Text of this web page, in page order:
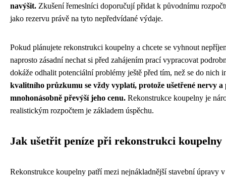
navýšit. Zkušení řemeslníci doporučují přidat k původnímu
jako rezervu právě na tyto nepředvídané výdaje.
Pokud plánujete rekonstrukci koupelny a chcete se vyhnout
naprosto zásadní nechat si před zahájením prací vypracovat
dokáže odhalit potenciální problémy ještě před tím, než se do nich
kvalitního průzkumu se vždy vyplatí, protože ušetřené nervy a
mnohonásobně převýší jeho cenu. Rekonstrukce koupelny je
realistickým rozpočtem je základem úspěchu.
Jak ušetřit peníze při rekonstrukci koupelny
Rekonstrukce koupelny patří mezi nejnákladnější stavební úpravy